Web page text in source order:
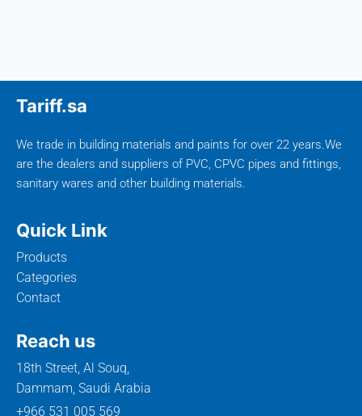
Tariff.sa
We trade in building materials and paints for over 22 years.We
are the dealers and suppliers of PVC, CPVC pipes and fittings,
sanitary wares and other building materials.
Quick Link
Products
Categories
Contact
Reach us
18th Street, Al Souq,
Dammam, Saudi Arabia
+966 531 005 569